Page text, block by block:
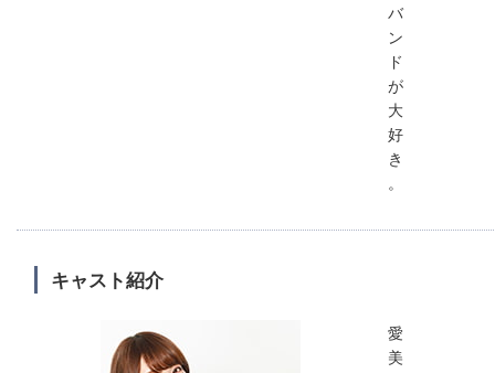
バ
ン
ド
が
大
好
き
。
キャスト紹介
愛
美